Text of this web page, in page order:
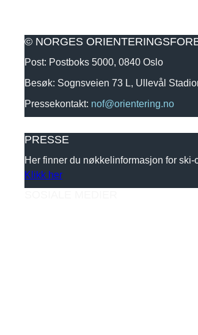
© NORGES
Post: Postboks 5000, 0840 Oslo
Besøk: Sognsveien 73 L, Ullevål
Pressekontakt: nof@orientering.no
PRESSE
Her finner du nøkkelinformasjon for
Klikk her